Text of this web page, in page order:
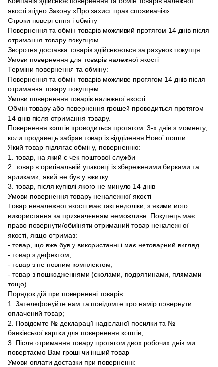
якості згідно Закону «Про захист прав споживачів».
Строки повернення і обміну
Повернення та обмін товарів можливий протягом 14 днів після
отримання товару покупцем.
Зворотня доставка товарів здійснюється за рахунок покупця.
Умови повернення для товарів належної якості
Терміни повернення та обміну:
Повернення та обмін товарів можливе протягом 14 днів після
отримання товару покупцем.
Умови повернення товарів належної якості:
Обмін товару або повернення грошей проводиться протягом
14 днів після отримання товару.
Повернення коштів проводиться протягом 3-х днів з моменту,
коли продавець забрав товар із відділення Нової пошти.
Який товар підлягає обміну, поверненню:
1. товар, на який є чек поштової служби
2. товар в оригінальній упаковці із збереженими бирками та
ярликами, який не був у вжитку
3. товар, після купівлі якого не минуло 14 днів
Умови повернення товару неналежної якості
Товар неналежної якості має такі недоліки, з якими його
використання за призначенням неможливе. Покупець має
право повернути/обміняти отриманий товар неналежної
якості, якщо отримав:
- товар, що вже був у використанні і має нетоварний вигляд;
- товар з дефектом;
- товар з не повним комплектом;
- товар з пошкодженнями (сколами, подряпинами, плямами
тощо).
Порядок дій при поверненні товарів:
1. Зателефонуйте нам та повідомте про намір повернути
оплачений товар;
2. Повідомте № декларації надісланої посилки та №
банківської картки для повернення коштів;
3. Після отримання товару протягом двох робочих днів ми
повертаємо Вам гроші чи інший товар
Умови оплати доставки при поверненні: